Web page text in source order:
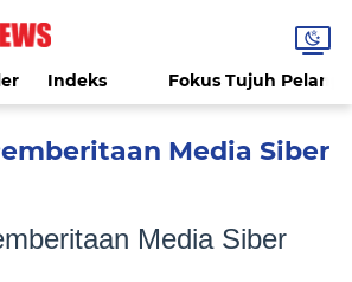
Indeks Fokus Tujuh
Media Siber
Media Siber